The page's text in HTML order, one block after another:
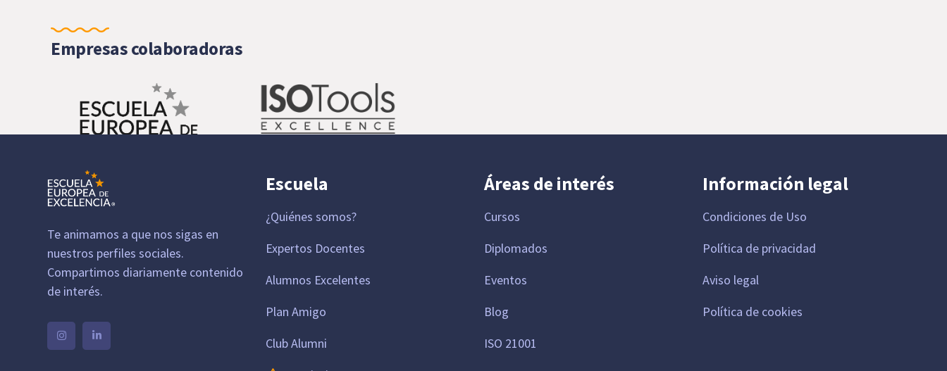
Empresas colaboradoras
Te animamos a que nos sigas en
nuestros perfiles sociales.
Compartimos diariamente contenido
de interés.
Escuela
¿Quiénes somos?
Expertos Docentes
Alumnos Excelentes
Plan Amigo
Club Alumni
Áreas de interés
Cursos
Diplomados
Eventos
Blog
ISO 21001
Información legal
Condiciones de Uso
Política de privacidad
Aviso legal
Política de cookies